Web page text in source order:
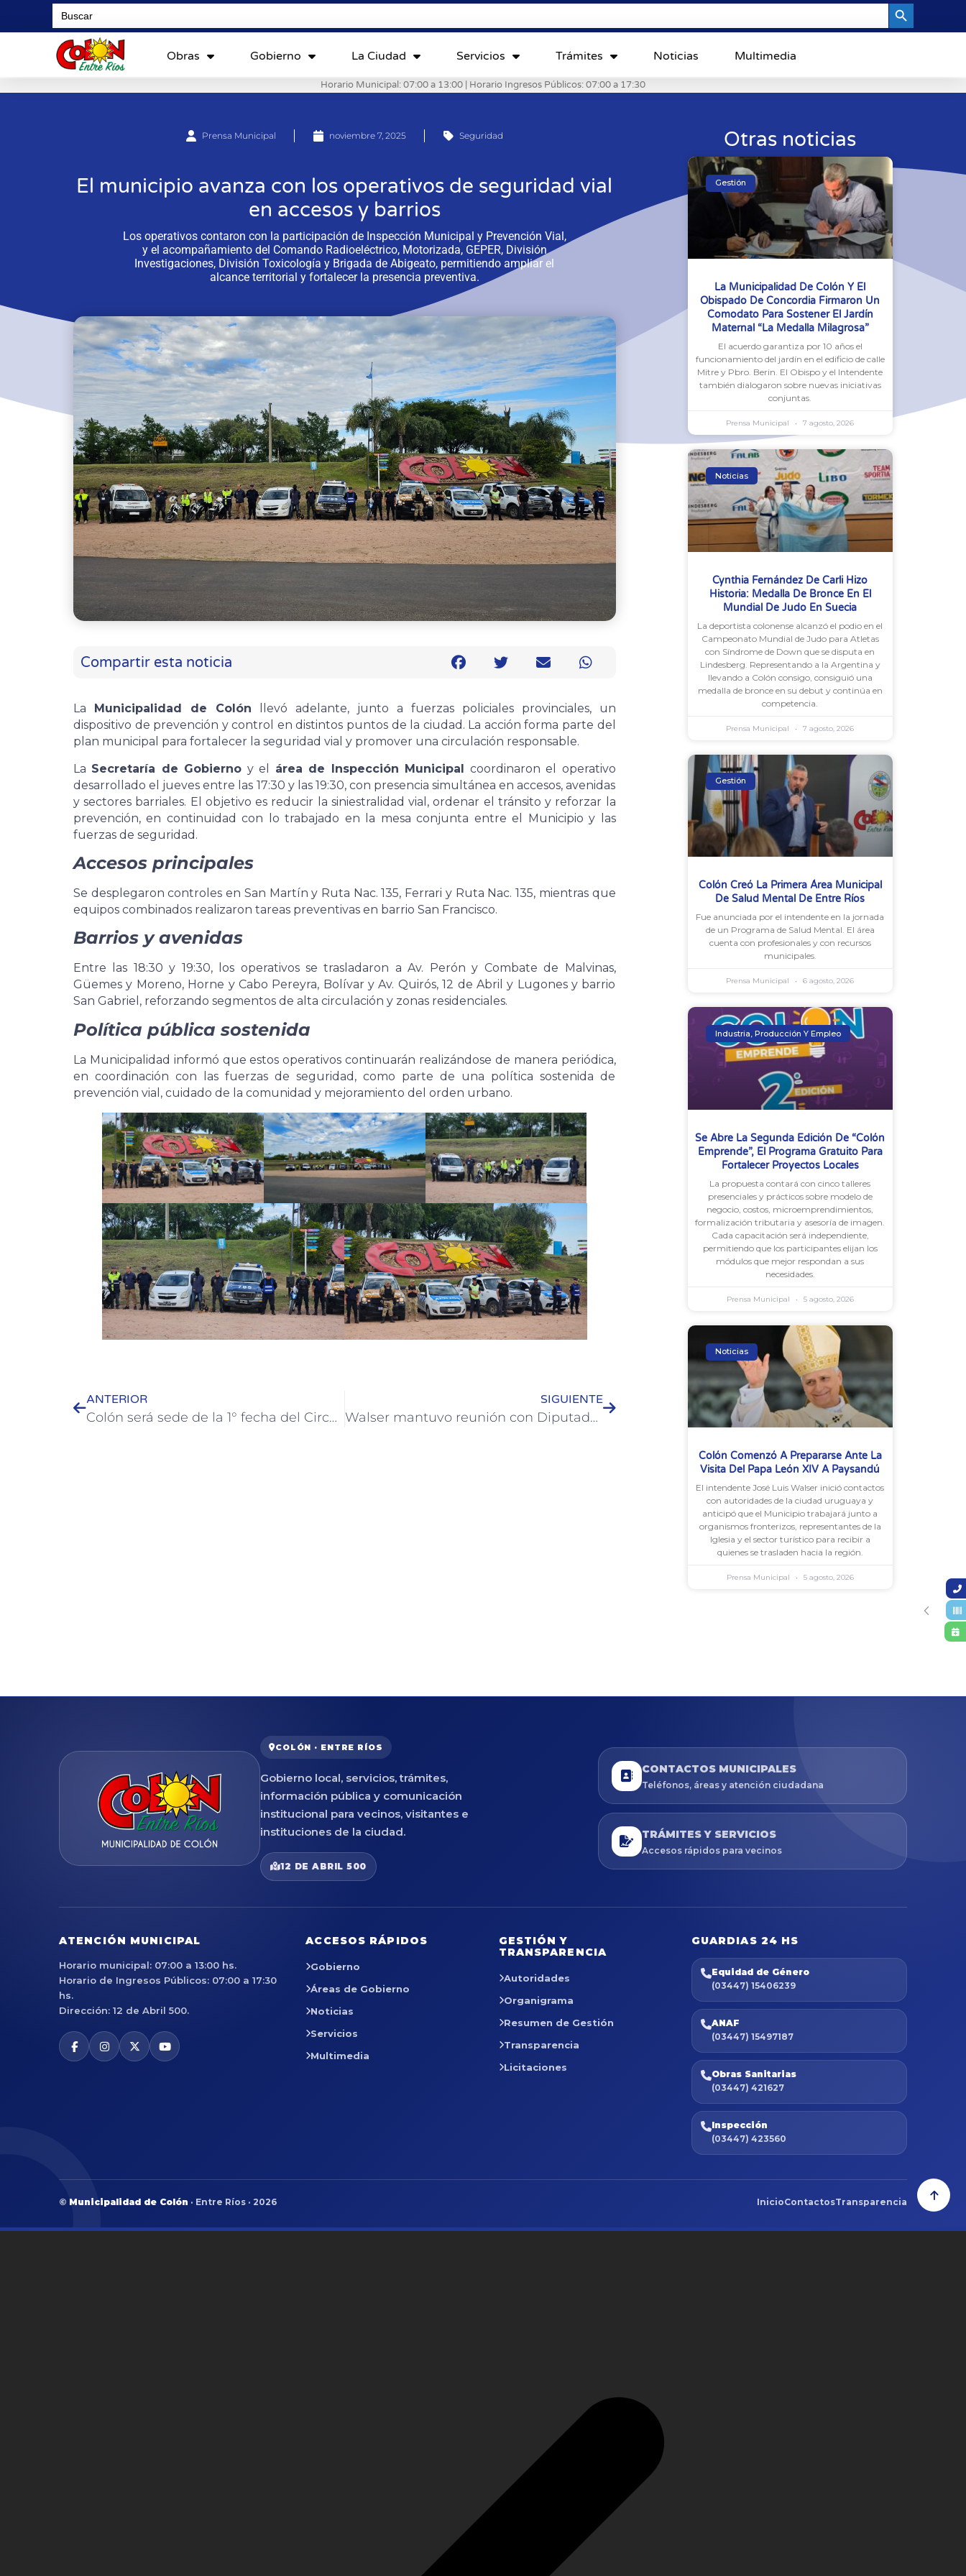
Search
for:
Obras Gobierno La Ciudad Servicios Trámites Noticias Multimedia
Horario Municipal: 07:00 a 13:00 | Horario Ingresos Públicos: 07:00 a 17:30
Prensa Municipal noviembre 7, 2025 Seguridad
El municipio avanza con los operativos de seguridad vial
en accesos y barrios
Los operativos contaron con la participación de Inspección Municipal y Prevención Vial,
y el acompañamiento del Comando Radioeléctrico, Motorizada, GEPER, División
Investigaciones, División Toxicología y Brigada de Abigeato, permitiendo ampliar el
alcance territorial y fortalecer la presencia preventiva.
Compartir esta noticia
La Municipalidad de Colón llevó adelante, junto a fuerzas policiales provinciales, un
dispositivo de prevención y control en distintos puntos de la ciudad. La acción forma parte del
plan municipal para fortalecer la seguridad vial y promover una circulación responsable.
La Secretaría de Gobierno y el área de Inspección Municipal coordinaron el operativo
desarrollado el jueves entre las 17:30 y las 19:30, con presencia simultánea en accesos, avenidas
y sectores barriales. El objetivo es reducir la siniestralidad vial, ordenar el tránsito y reforzar la
prevención, en continuidad con lo trabajado en la mesa conjunta entre el Municipio y las
fuerzas de seguridad.
Accesos principales
Se desplegaron controles en San Martín y Ruta Nac. 135, Ferrari y Ruta Nac. 135, mientras que
equipos combinados realizaron tareas preventivas en barrio San Francisco.
Barrios y avenidas
Entre las 18:30 y 19:30, los operativos se trasladaron a Av. Perón y Combate de Malvinas,
Güemes y Moreno, Horne y Cabo Pereyra, Bolívar y Av. Quirós, 12 de Abril y Lugones y barrio
San Gabriel, reforzando segmentos de alta circulación y zonas residenciales.
Política pública sostenida
La Municipalidad informó que estos operativos continuarán realizándose de manera periódica,
en coordinación con las fuerzas de seguridad, como parte de una política sostenida de
prevención vial, cuidado de la comunidad y mejoramiento del orden urbano.
ANTERIOR
Colón será sede de la 1° fecha del Circuito Binacional de Triatlón “Jeep”
SIGUIENTE
Walser mantuvo reunión con Diputados por el Presupuesto Provincial 2026
Otras noticias
Gestión
La Municipalidad De Colón Y El
Obispado De Concordia Firmaron Un
Comodato Para Sostener El Jardín
Maternal “La Medalla Milagrosa”
El acuerdo garantiza por 10 años el
funcionamiento del jardín en el edificio de calle
Mitre y Pbro. Berin. El Obispo y el Intendente
también dialogaron sobre nuevas iniciativas
conjuntas.
Prensa Municipal 7 agosto, 2026
Noticias
Cynthia Fernández De Carli Hizo
Historia: Medalla De Bronce En El
Mundial De Judo En Suecia
La deportista colonense alcanzó el podio en el
Campeonato Mundial de Judo para Atletas
con Síndrome de Down que se disputa en
Lindesberg. Representando a la Argentina y
llevando a Colón consigo, consiguió una
medalla de bronce en su debut y continúa en
competencia.
Prensa Municipal 7 agosto, 2026
Gestión
Colón Creó La Primera Área Municipal
De Salud Mental De Entre Ríos
Fue anunciada por el intendente en la jornada
de un Programa de Salud Mental. El área
cuenta con profesionales y con recursos
municipales.
Prensa Municipal 6 agosto, 2026
Industria, Producción Y Empleo
Se Abre La Segunda Edición De “Colón
Emprende”, El Programa Gratuito Para
Fortalecer Proyectos Locales
La propuesta contará con cinco talleres
presenciales y prácticos sobre modelo de
negocio, costos, microemprendimientos,
formalización tributaria y asesoría de imagen.
Cada capacitación será independiente,
permitiendo que los participantes elijan los
módulos que mejor respondan a sus
necesidades.
Prensa Municipal 5 agosto, 2026
Noticias
Colón Comenzó A Prepararse Ante La
Visita Del Papa León XIV A Paysandú
El intendente José Luis Walser inició contactos
con autoridades de la ciudad uruguaya y
anticipó que el Municipio trabajará junto a
organismos fronterizos, representantes de la
Iglesia y el sector turístico para recibir a
quienes se trasladen hacia la región.
Prensa Municipal 5 agosto, 2026
COLÓN · ENTRE RÍOS
Gobierno local, servicios, trámites,
información pública y comunicación
institucional para vecinos, visitantes e
instituciones de la ciudad.
12 DE ABRIL 500
CONTACTOS MUNICIPALES
Teléfonos, áreas y atención ciudadana
TRÁMITES Y SERVICIOS
Accesos rápidos para vecinos
ATENCIÓN MUNICIPAL
Horario municipal: 07:00 a 13:00 hs.
Horario de Ingresos Públicos: 07:00 a 17:30
hs.
Dirección: 12 de Abril 500.
ACCESOS RÁPIDOS
Gobierno
Áreas de Gobierno
Noticias
Servicios
Multimedia
GESTIÓN Y
TRANSPARENCIA
Autoridades
Organigrama
Resumen de Gestión
Transparencia
Licitaciones
GUARDIAS 24 HS
Equidad de Género
(03447) 15406239
ANAF
(03447) 15497187
Obras Sanitarias
(03447) 421627
Inspección
(03447) 423560
© Municipalidad de Colón · Entre Ríos · 2026 InicioContactosTransparencia